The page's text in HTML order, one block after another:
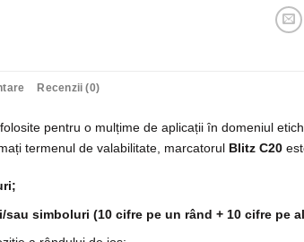
Recenzii (0)
pentru o mulțime de aplicații în domeniul
termenul de valabilitate, marcatorul Blitz C20
sau simboluri (10 cifre pe un rând + 10 cifre pe